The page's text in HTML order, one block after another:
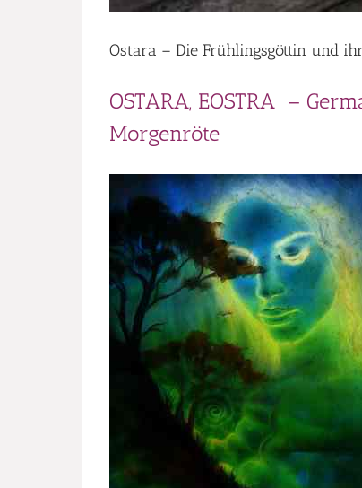
Ostara – Die Frühlingsgöttin und
OSTARA, EOSTRA –
Morgenröte